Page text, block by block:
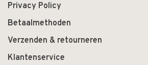
Privacy Policy
Betaalmethoden
Verzenden & retourneren
Klantenservice